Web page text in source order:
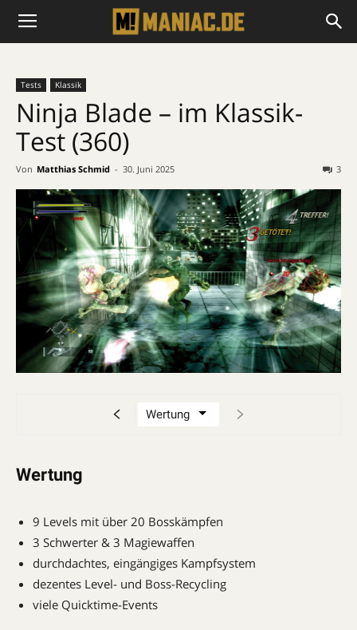
Tests Klassik
Ninja Blade – im Klassik-
Test (360)
Von Matthias Schmid - 30. Juni 2025 3
Wertung
9 Levels mit über 20 Bosskämpfen
3 Schwerter & 3 Magiewaffen
durchdachtes, eingängiges Kampfsystem
dezentes Level- und Boss-Recycling
viele Quicktime-Events